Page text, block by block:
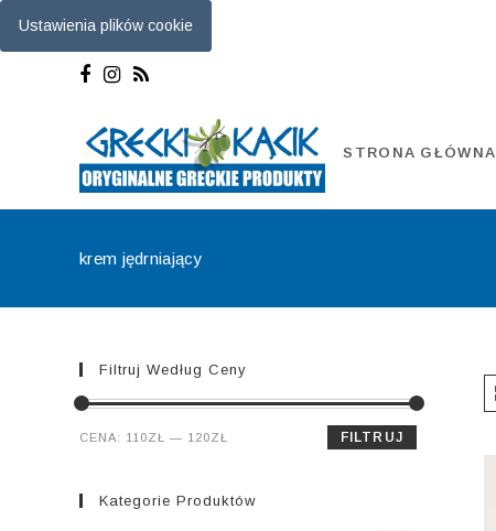
Ustawienia plików cookie
STRONA GŁÓWNA
krem jędrniający
Filtruj Według Ceny
Cena
Cena
FILTRUJ
CENA: 110ZŁ — 120ZŁ
Kategorie Produktów